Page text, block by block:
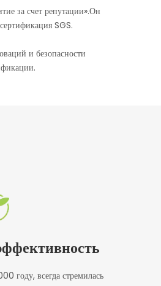
за счет репутации».Он
SGS.
и безопасности
году, всегда стремилась